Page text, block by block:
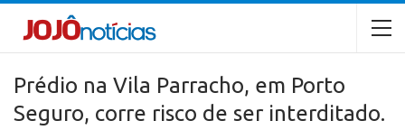
Prédio na Vila Parracho, em Porto
Seguro, corre risco de ser interditado.